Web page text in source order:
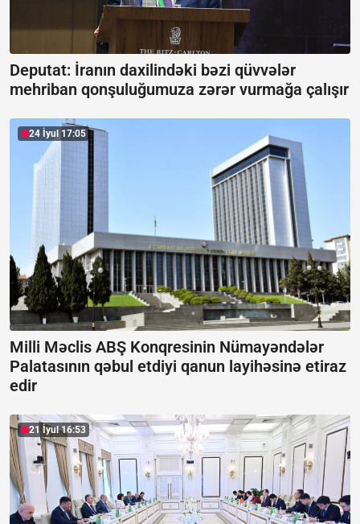
Deputat: İranın daxilindəki bəzi qüvvələr
mehriban qonşuluğumuza zərər vurmağa çalışır
24 İyul 17:05
Milli Məclis ABŞ Konqresinin Nümayəndələr
Palatasının qəbul etdiyi qanun layihəsinə etiraz
edir
21 İyul 16:53